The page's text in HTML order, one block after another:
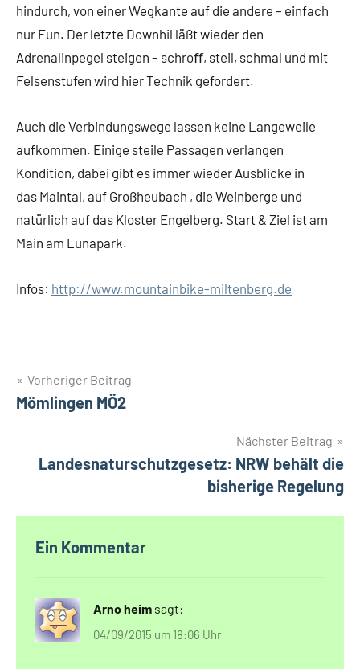
hindurch, von einer Wegkante auf die andere – einfach
nur Fun. Der letzte Downhil läßt wieder den
Adrenalinpegel steigen – schroﬀ, steil, schmal und mit
Felsenstufen wird hier Technik gefordert.
Auch die Verbindungswege lassen keine Langeweile
aufkommen. Einige steile Passagen verlangen
Kondition, dabei gibt es immer wieder Ausblicke in
das Maintal, auf Großheubach , die Weinberge und
natürlich auf das Kloster Engelberg. Start & Ziel ist am
Main am Lunapark.
Infos: http://www.mountainbike-miltenberg.de
Beitragsnavigation
Vorheriger Beitrag
Mömlingen MÖ2
Nächster Beitrag
Landesnaturschutzgesetz: NRW behält die
bisherige Regelung
Ein Kommentar
Arno heim sagt:
04/09/2015 um 18:06 Uhr